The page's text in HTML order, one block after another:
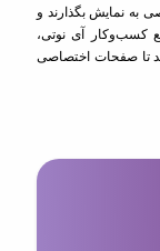
به نمایش بگذارند و
کسب‌وکار آی نوتی،
تا صفحات اختصاصی